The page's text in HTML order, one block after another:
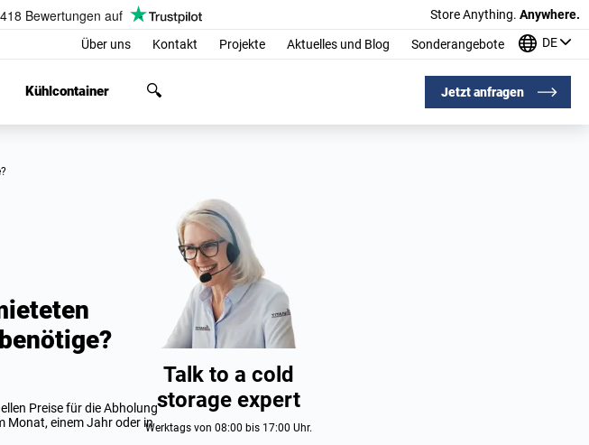
Store Anything. Anywhere.
Über uns Kontakt Projekte Aktuelles und Blog Sonderangebote DE
Kühlcontainer Jetzt anfragen
Preise für die Abholung
Monat, einem Jahr oder in
Talk to a cold
storage expert
Werktags von 08:00 bis 17:00 Uhr.